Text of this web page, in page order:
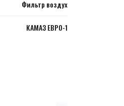
Фильтр воздух
КАМАЗ ЕВРО-1